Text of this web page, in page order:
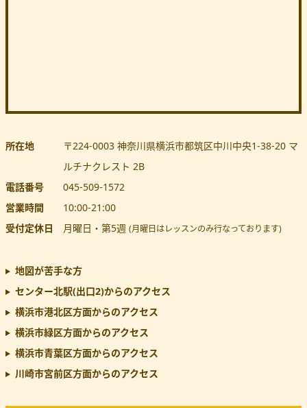
所在地 〒224-0003 神奈川県横浜市都筑区中川中央1-38-20 マ
ルチナクレスト 2B
電話番号
045-509-1572
営業時間
10:00-21:00
受付定休日
月曜日・第5週 (月曜日はレッスンのみ行なっております)
地図が苦手な方
センター北駅(出口2)からのアクセス
横浜市港北区方面からのアクセス
横浜市緑区方面からのアクセス
横浜市青葉区方面からのアクセス
川崎市宮前区方面からのアクセス